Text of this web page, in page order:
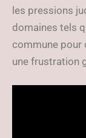
les pressions
domaines tels
commune pour
une frustration